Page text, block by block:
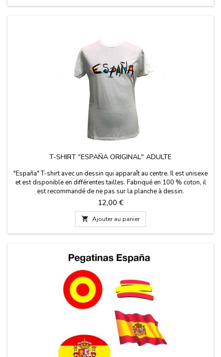
T-SHIRT "ESPAÑA ORIGINAL" ADULTE
"España" T-shirt avec un dessin qui apparaît au centre. Il est unisexe
et est disponible en différentes tailles. Fabriqué en 100 % coton, il
est recommandé de ne pas sur la planche à dessin.
Prix
12,00 €
 Ajouter au panier